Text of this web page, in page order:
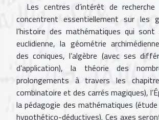
Les centres d’intérêt de
concentrent essentiellement sur les
l’histoire des mathématiques qui
euclidienne, la géométrie
des coniques, l’algèbre (avec ses
d’application), la théorie des
prolongements à travers les
combinatoire et des carrés magiques),
la pédagogie des mathématiques
hypothético-déductives). Ces axes